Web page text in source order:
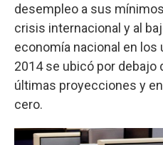
desempleo a sus
crisis internacional y al
economía nacional en los
2014 se ubicó por debajo
últimas proyecciones y
cero.